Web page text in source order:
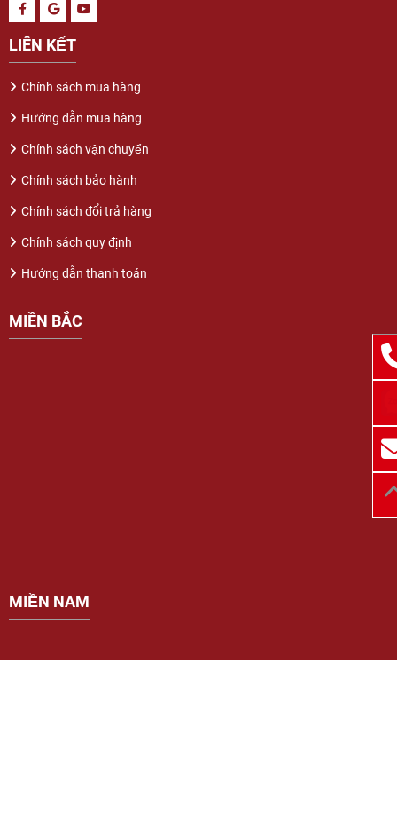
LIÊN KẾT
Chính sách mua hàng
Hướng dẫn mua hàng
Chính sách vận chuyển
Chính sách bảo hành
Chính sách đổi trả hàng
Chính sách quy định
Hướng dẫn thanh toán
MIỀN BẮC
MIỀN NAM